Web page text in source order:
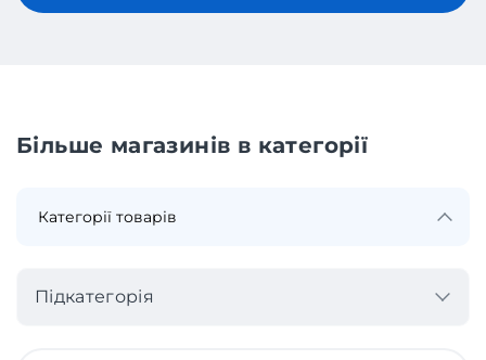
Більше магазинів в категорії
Підкатегорія